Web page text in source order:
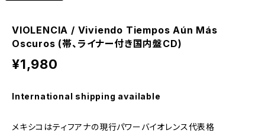
VIOLENCIA / Viviendo Tiempos A​ú​n M​á​s
Oscuros (帯、ライナー付き国内盤CD)
¥1,980
International shipping available
メキシコはティフアナの現行パワーバイオレンス代表格